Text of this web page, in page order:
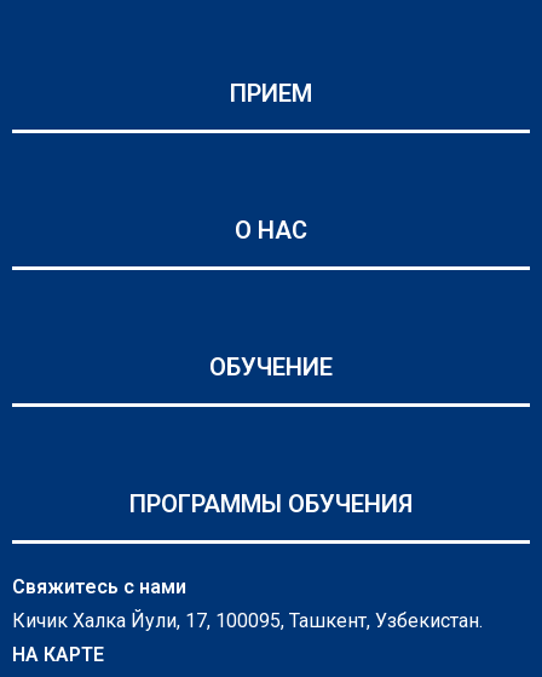
ПРИЕМ
О НАС
ОБУЧЕНИЕ
ПРОГРАММЫ ОБУЧЕНИЯ
Свяжитесь с нами
Кичик Халка Йули, 17, 100095, Ташкент, Узбекистан.
НА КАРТЕ